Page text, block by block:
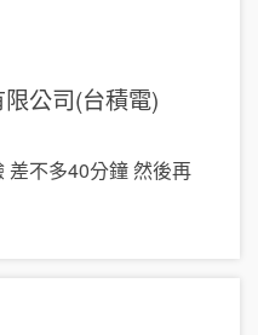
公司(台積電)
差不多40分鐘 然後再